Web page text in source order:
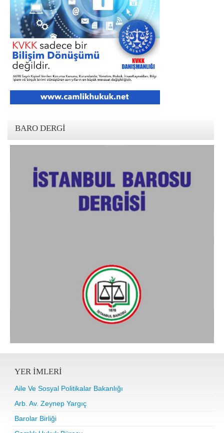
BARO DERGI
YER IMLERI
Aile Ve Sosyal Politikalar Bakanlığı
Arb. Av. Zeynep Yargıç
Barolar Birliği